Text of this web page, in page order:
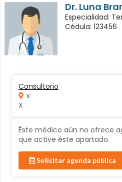
Dr. Luna
Especialidad:
Cédula: 123456
Consultorio
x
X
Éste médico aún no ofrece
que active éste apartado.
Solicitar agenda pública